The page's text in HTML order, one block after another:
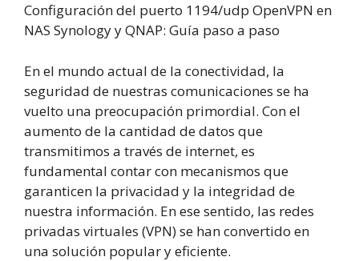
Configuración del puerto 1194/udp OpenVPN en
NAS Synology y QNAP: Guía paso a paso
En el mundo actual de la conectividad, la
seguridad de nuestras comunicaciones se ha
vuelto una preocupación primordial. Con el
aumento de la cantidad de datos que
transmitimos a través de internet, es
fundamental contar con mecanismos que
garanticen la privacidad y la integridad de
nuestra información. En ese sentido, las redes
privadas virtuales (VPN) se han convertido en
una solución popular y eficiente.